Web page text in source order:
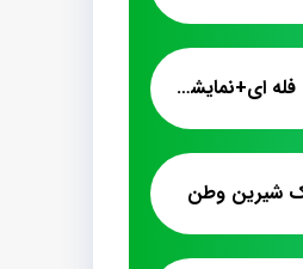
فروش پشمک الیافی فله ای+نمایشگاهی
شیرین وطن